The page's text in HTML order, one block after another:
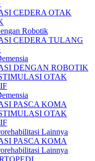
CEDERA OTAK
Robotik
CEDERA TULANG
DENGAN ROBOTIK
OTAK
PASCA KOMA
OTAK
Lainnya
PASCA KOMA
Lainnya